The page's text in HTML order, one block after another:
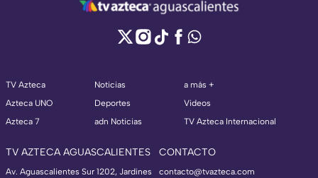
TV Azteca
Azteca UNO
Azteca 7
Noticias
Deportes
adn Noticias
a más +
Videos
TV Azteca Internacional
TV AZTECA AGUASCALIENTES
Av. Aguascalientes Sur 1202, Jardines
CONTACTO
contacto@tvazteca.com